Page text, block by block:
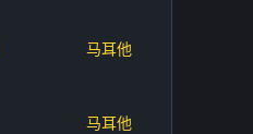
马耳他
马耳他